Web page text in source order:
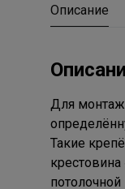
Описание
Для
Такие